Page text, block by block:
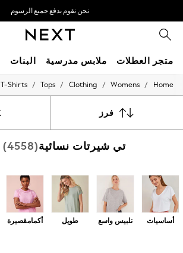
نحن نقوم بدفع جميع الرسوم
متجر العطلات ملابس مدرسية البنات
HOLIDAY SHOP
Modest Holiday Outfits
Girls
Sunset Styles
Dresses
Sets & Outfits
Linen Collection
Swimwear & Beachwear
Home
/
Womens
/
Clothing
/
Tops
/
T-Shirts
فرز
تي شيرتات نسائية(4558)
أساسيات تلبيس واسع طويل أكمامقصيرة